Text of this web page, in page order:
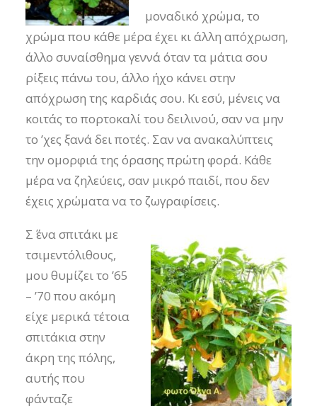
μοναδικό χρώμα, το
χρώμα που κάθε μέρα έχει κι άλλη απόχρωση,
άλλο συναίσθημα γεννά όταν τα μάτια σου
ρίξεις πάνω του, άλλο ήχο κάνει στην
απόχρωση της καρδιάς σου. Κι εσύ, μένεις να
κοιτάς το πορτοκαλί του δειλινού, σαν να μην
το ’χες ξανά δει ποτές. Σαν να ανακαλύπτεις
την ομορφιά της όρασης πρώτη φορά. Κάθε
μέρα να ζηλεύεις, σαν μικρό παιδί, που δεν
έχεις χρώματα να το ζωγραφίσεις.
Σ΄ ένα σπιτάκι με
τσιμεντόλιθους,
μου θυμίζει το ’65
– ’70 που ακόμη
είχε μερικά τέτοια
σπιτάκια στην
άκρη της πόλης,
αυτής που
φάνταζε